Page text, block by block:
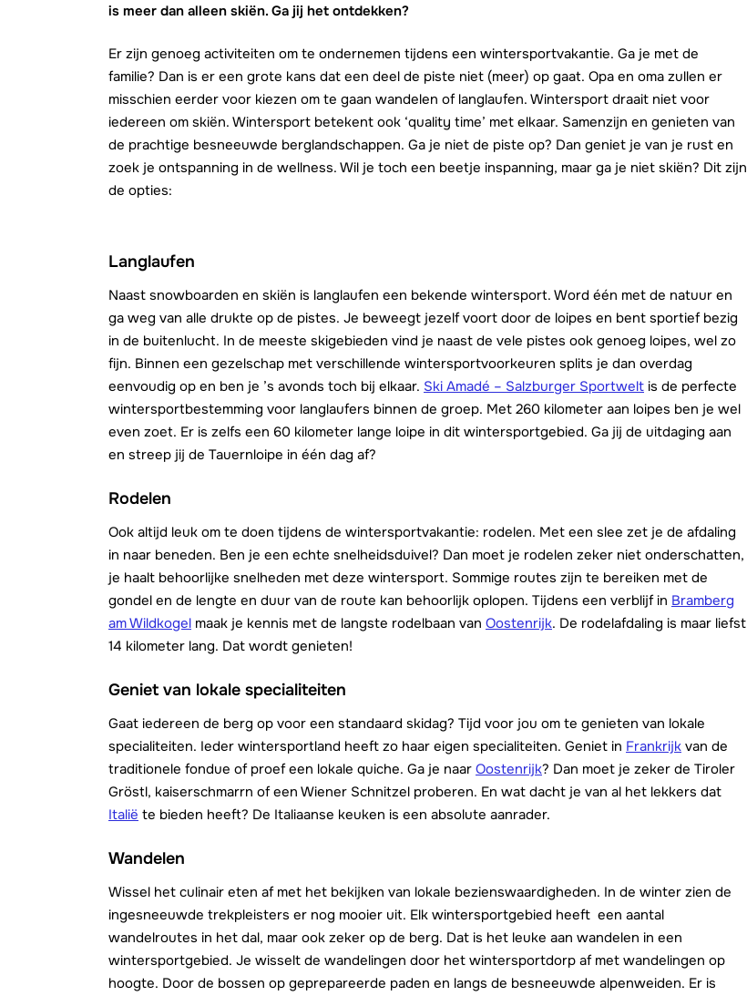
is meer dan alleen skiën. Ga jij het ontdekken?
Er zijn genoeg activiteiten om te ondernemen tijdens een wintersportvakantie. Ga je met de
familie? Dan is er een grote kans dat een deel de piste niet (meer) op gaat. Opa en oma zullen er
misschien eerder voor kiezen om te gaan wandelen of langlaufen. Wintersport draait niet voor
iedereen om skiën. Wintersport betekent ook ‘quality time’ met elkaar. Samenzijn en genieten van
de prachtige besneeuwde berglandschappen. Ga je niet de piste op? Dan geniet je van je rust en
zoek je ontspanning in de wellness. Wil je toch een beetje inspanning, maar ga je niet skiën? Dit zijn
de opties:
Langlaufen
Naast snowboarden en skiën is langlaufen een bekende wintersport. Word één met de natuur en
ga weg van alle drukte op de pistes. Je beweegt jezelf voort door de loipes en bent sportief bezig
in de buitenlucht. In de meeste skigebieden vind je naast de vele pistes ook genoeg loipes, wel zo
fijn. Binnen een gezelschap met verschillende wintersportvoorkeuren splits je dan overdag
eenvoudig op en ben je ’s avonds toch bij elkaar. Ski Amadé – Salzburger Sportwelt is de perfecte
wintersportbestemming voor langlaufers binnen de groep. Met 260 kilometer aan loipes ben je wel
even zoet. Er is zelfs een 60 kilometer lange loipe in dit wintersportgebied. Ga jij de uitdaging aan
en streep jij de Tauernloipe in één dag af?
Rodelen
Ook altijd leuk om te doen tijdens de wintersportvakantie: rodelen. Met een slee zet je de afdaling
in naar beneden. Ben je een echte snelheidsduivel? Dan moet je rodelen zeker niet onderschatten,
je haalt behoorlijke snelheden met deze wintersport. Sommige routes zijn te bereiken met de
gondel en de lengte en duur van de route kan behoorlijk oplopen. Tijdens een verblijf in Bramberg
am Wildkogel maak je kennis met de langste rodelbaan van Oostenrijk. De rodelafdaling is maar liefst
14 kilometer lang. Dat wordt genieten!
Geniet van lokale specialiteiten
Gaat iedereen de berg op voor een standaard skidag? Tijd voor jou om te genieten van lokale
specialiteiten. Ieder wintersportland heeft zo haar eigen specialiteiten. Geniet in Frankrijk van de
traditionele fondue of proef een lokale quiche. Ga je naar Oostenrijk? Dan moet je zeker de Tiroler
Gröstl, kaiserschmarrn of een Wiener Schnitzel proberen. En wat dacht je van al het lekkers dat
Italië te bieden heeft? De Italiaanse keuken is een absolute aanrader.
Wandelen
Wissel het culinair eten af met het bekijken van lokale bezienswaardigheden. In de winter zien de
ingesneeuwde trekpleisters er nog mooier uit. Elk wintersportgebied heeft een aantal
wandelroutes in het dal, maar ook zeker op de berg. Dat is het leuke aan wandelen in een
wintersportgebied. Je wisselt de wandelingen door het wintersportdorp af met wandelingen op
hoogte. Door de bossen op geprepareerde paden en langs de besneeuwde alpenweiden. Er is